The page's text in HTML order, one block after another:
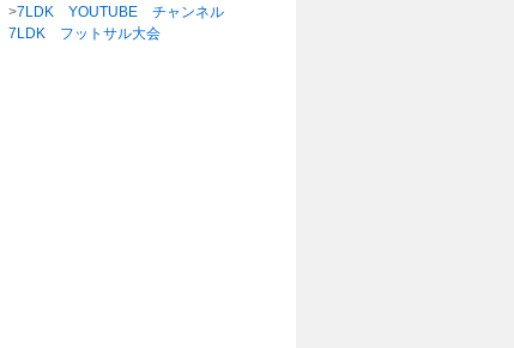
>7LDK YOUTUBE チャンネル
7LDK フットサル大会